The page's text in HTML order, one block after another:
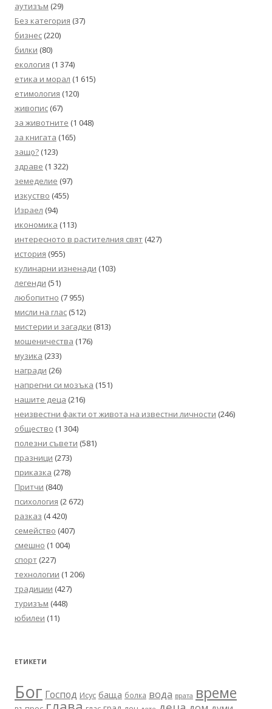
аутизъм (29)
Без категория (37)
бизнес (220)
билки (80)
екология (1 374)
етика и морал (1 615)
етимология (120)
живопис (67)
за животните (1 048)
за книгата (165)
защо? (123)
здраве (1 322)
земеделие (97)
изкуство (455)
Израел (94)
икономика (113)
интересното в растителния свят (427)
история (955)
кулинарни изненади (103)
легенди (51)
любопитно (7 955)
мисли на глас (512)
мистерии и загадки (813)
мошеничества (176)
музика (233)
награди (26)
напрегни си мозъка (151)
нашите деца (216)
неизвестни факти от живота на известни личности (246)
общество (1 304)
полезни съвети (581)
празници (273)
приказка (278)
Притчи (840)
психология (2 672)
разказ (4 420)
семейство (407)
смешно (1 004)
спорт (227)
технологии (1 206)
традиции (427)
туризъм (448)
юбилеи (11)
ЕТИКЕТИ
Бог Господ Исус баща болка вода врата време